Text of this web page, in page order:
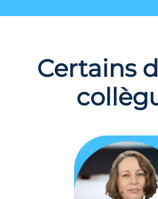
Certains